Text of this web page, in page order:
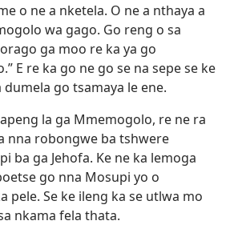
o ne a nketela. O ne a nthaya a
wa gago. Go reng o sa
ga moo re ka ya go
E re ka go ne go se na sepe se ke
go tsamaya le ene.
la ga Mmemogolo, re ne ra
nna robongwe ba tshwere
ba ga Jehofa. Ke ne ka lemoga
go nna Mosupi yo o
pele. Se ke ileng ka se utlwa mo
nkama fela thata.